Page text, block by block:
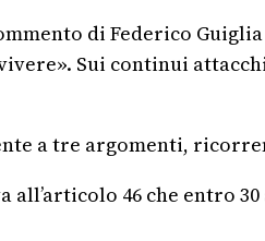
di Federico
Sui continui
a tre argomenti,
all’articolo 46 che entro